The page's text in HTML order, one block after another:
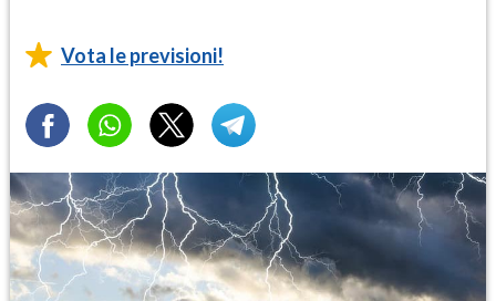
Vota le previsioni!